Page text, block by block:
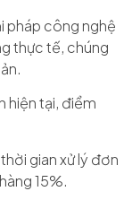
pháp công nghệ
thực tế, chúng
hiện tại, điểm
gian xử lý đơn
15%.